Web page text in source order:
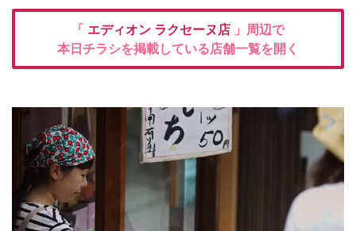
「 エディオン ラクセーヌ店 」周辺で
本日チラシを掲載している店舗一覧を開く